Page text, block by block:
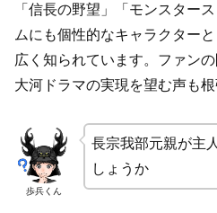
「信長の野望」「モンスター
ムにも個性的なキャラクター
広く知られています。ファン
大河ドラマの実現を望む声も根
歩兵くん
長宗我部元親が主
しょうか